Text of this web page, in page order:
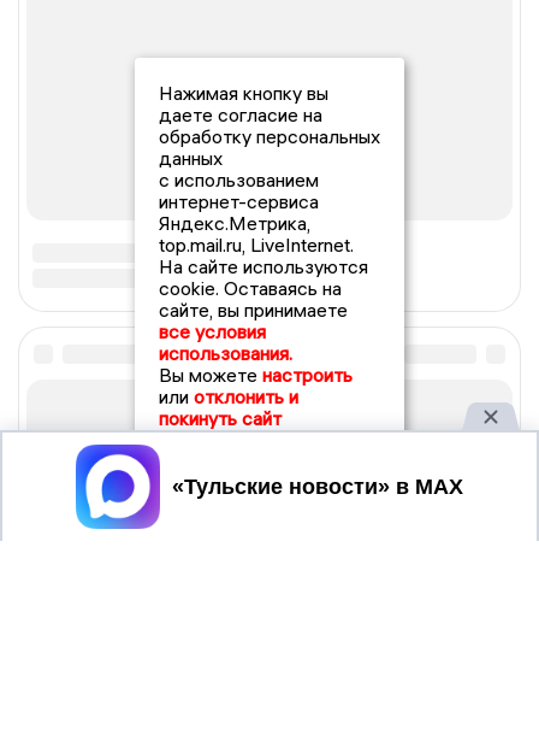
Нажимая кнопку вы
даете согласие на
обработку персональных
данных
с использованием
интернет-сервиса
Яндекс.Метрика,
top.mail.ru, LiveInternet.
На сайте используются
cookie. Оставаясь на
сайте, вы принимаете
все условия
использования.
Вы можете настроить
или отклонить и
покинуть сайт
Принять